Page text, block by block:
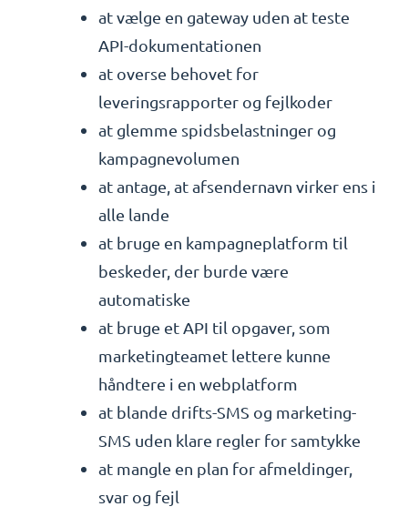
at vælge en gateway uden at teste
API-dokumentationen
at overse behovet for
leveringsrapporter og fejlkoder
at glemme spidsbelastninger og
kampagnevolumen
at antage, at afsendernavn virker ens i
alle lande
at bruge en kampagneplatform til
beskeder, der burde være
automatiske
at bruge et API til opgaver, som
marketingteamet lettere kunne
håndtere i en webplatform
at blande drifts-SMS og marketing-
SMS uden klare regler for samtykke
at mangle en plan for afmeldinger,
svar og fejl